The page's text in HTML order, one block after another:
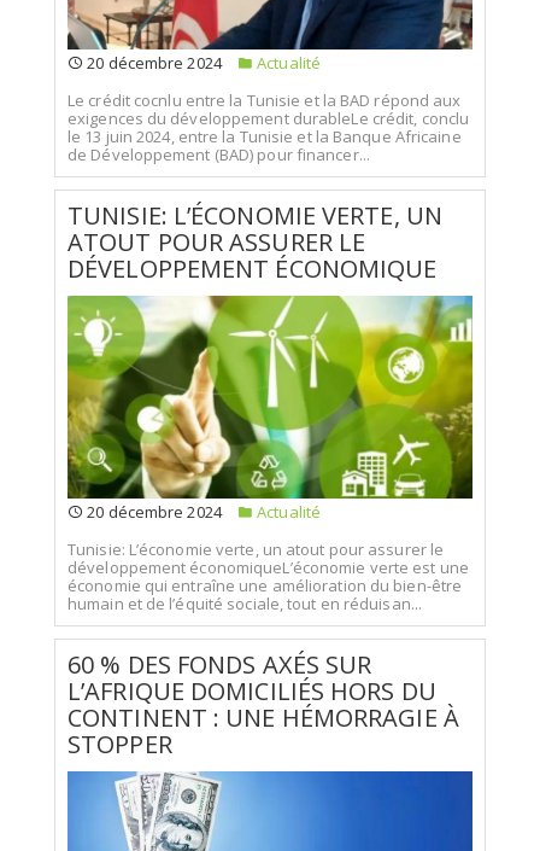
20 décembre 2024
Actualité
Le crédit cocnlu entre la Tunisie et la BAD répond aux
exigences du développement durableLe crédit, conclu
le 13 juin 2024, entre la Tunisie et la Banque Africaine
de Développement (BAD) pour financer...
TUNISIE: L’ÉCONOMIE VERTE, UN
ATOUT POUR ASSURER LE
DÉVELOPPEMENT ÉCONOMIQUE
20 décembre 2024
Actualité
Tunisie: L’économie verte, un atout pour assurer le
développement économiqueL’économie verte est une
économie qui entraîne une amélioration du bien-être
humain et de l’équité sociale, tout en réduisan...
60 % DES FONDS AXÉS SUR
L’AFRIQUE DOMICILIÉS HORS DU
CONTINENT : UNE HÉMORRAGIE À
STOPPER